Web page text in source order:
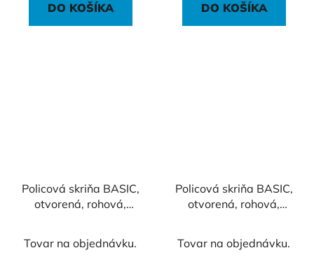
DO KOŠÍKA DO KOŠÍKA
Policová skriňa BASIC,
otvorená, rohová,
Tovar na objednávku.
Policová skriňa BASIC,
otvorená, rohová,
Tovar na objednávku.